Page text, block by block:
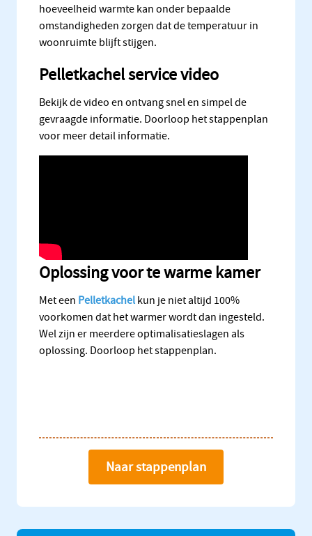
hoeveelheid warmte kan onder bepaalde
omstandigheden zorgen dat de temperatuur in
woonruimte blijft stijgen.
Pelletkachel service video
Bekijk de video en ontvang snel en simpel de
gevraagde informatie. Doorloop het stappenplan
voor meer detail informatie.
Oplossing voor te warme kamer
Met een Pelletkachel kun je niet altijd 100%
voorkomen dat het warmer wordt dan ingesteld.
Wel zijn er meerdere optimalisatieslagen als
oplossing. Doorloop het stappenplan.
Naar stappenplan